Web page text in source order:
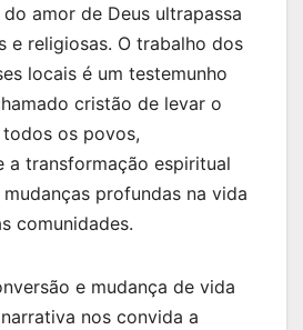
amor de Deus ultrapassa
e religiosas. O trabalho dos
locais é um testemunho
cristão de levar o
os povos,
a transformação espiritual
profundas na vida
comunidades.
e mudança de vida
nos convida a